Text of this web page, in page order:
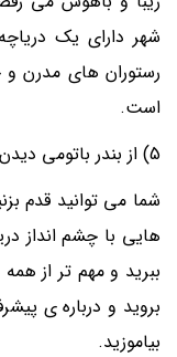
شهر دارای یک
رستوران های مدرن و
است.
5) از بندر باتومی دیدن کنید.
شما می توانید قدم
هایی با چشم انداز
ببرید و مهم تر از
بیاموزید.